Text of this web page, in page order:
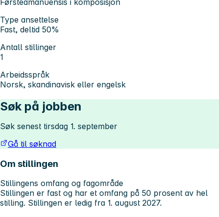
Type ansettelse
Fast, deltid 50%
Antall stillinger
1
Arbeidsspråk
Norsk, skandinavisk eller engelsk
Søk på jobben
Søk senest tirsdag 1. september
Gå til søknad
Om stillingen
Stillingens omfang og fagområde
Stillingen er fast og har et omfang på 50 prosent av hel
stilling. Stillingen er ledig fra 1. august 2027.